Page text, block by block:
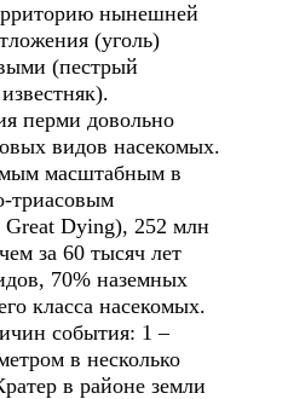
нынешней
(уголь)
(пестрый
перми довольно
видов насекомых.
масштабным в
триасовым
Dying), 252 млн
за 60 тысяч лет
70% наземных
класса насекомых.
события: 1 –
в несколько
в районе земли